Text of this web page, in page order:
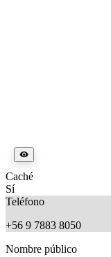
Caché
Sí
Teléfono
+56 9 7883 8050
Nombre público